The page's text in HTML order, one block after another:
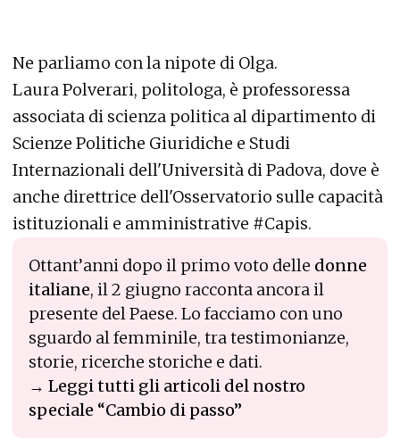
Ne parliamo con la nipote di Olga.
Laura Polverari, politologa, è professoressa
associata di scienza politica al dipartimento di
Scienze Politiche Giuridiche e Studi
Internazionali dell'Università di Padova, dove è
anche direttrice dell'Osservatorio sulle capacità
istituzionali e amministrative #Capis.
Ottant’anni dopo il primo voto delle donne
italiane, il 2 giugno racconta ancora il
presente del Paese. Lo facciamo con uno
sguardo al femminile, tra testimonianze,
storie, ricerche storiche e dati.
→ Leggi tutti gli articoli del nostro
speciale “Cambio di passo”